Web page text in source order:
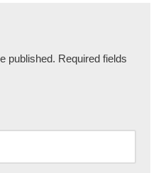
published. Required fields